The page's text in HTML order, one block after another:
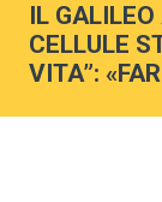
IL
CELLULE
VITA”: